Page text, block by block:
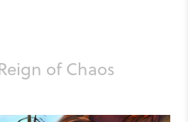
of Chaos